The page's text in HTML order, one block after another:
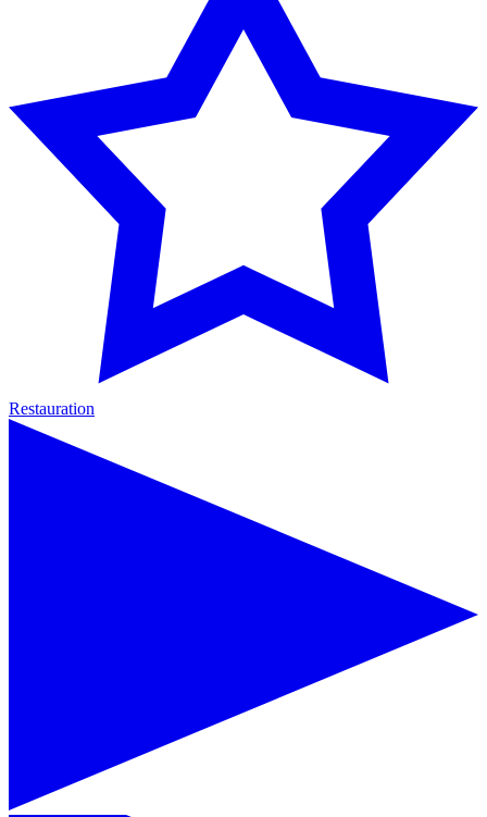
Restauration